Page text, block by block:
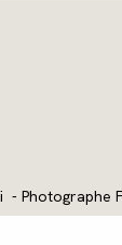
- Photographe